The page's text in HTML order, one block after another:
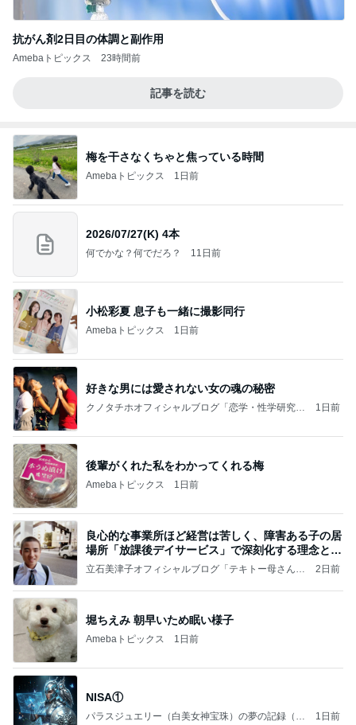
抗がん剤2日目の体調と副作用
Amebaトピックス 23時間前
記事を読む
梅を干さなくちゃと焦っている時間
Amebaトピックス 1日前
2026/07/27(K) 4本
何でかな？何でだろ？ 11日前
小松彩夏 息子も一緒に撮影同行
Amebaトピックス 1日前
好きな男には愛されない女の魂の秘密
クノタチホオフィシャルブログ「恋学・性学研究
1日前
後輩がくれた私をわかってくれる梅
Amebaトピックス 1日前
良心的な事業所ほど経営は苦しく、障害ある子の居
場所「放課後デイサービス」で深刻化する理念と現
実の
立石美津子オフィシャルブログ「テキトー母さんの
2日前
堀ちえみ 朝早いため眠い様子
Amebaトピックス 1日前
NISA①
パラスジュエリー（白美女神宝珠）の夢の記録（続
1日前